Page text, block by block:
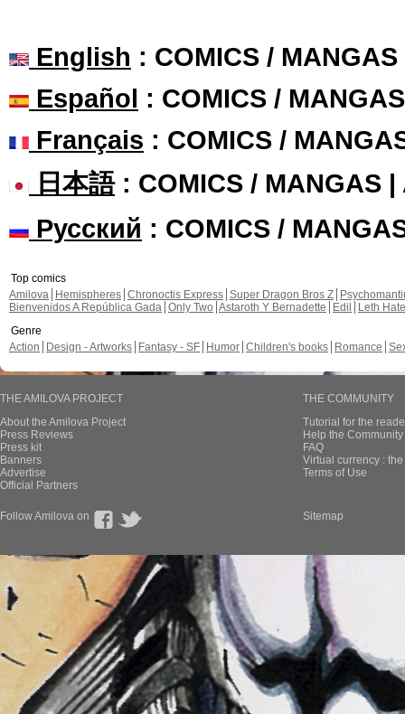
English : COMICS /
Español : COMICS /
Français : COMICS /
日本語: COMICS / MANGAS |
Русский : COMICS /
Top comics
Amilova
Hemispheres Chronoctis Express Super Dragon Bros Z
Bienvenidos A República Gada Only Two Astaroth Y Bernadette Edil
Leth Hate
Genre
Action
Design - Artworks Fantasy - SF Humor Children's books Romance
THE AMILOVA PROJECT
About the Amilova Project
Press Reviews
Press kit
Banners
Advertise
Official Partners
THE COMMUNITY
Tutorial for the
Help the
FAQ
Virtual currency :
Terms of Use
Follow Amilova on Sitemap